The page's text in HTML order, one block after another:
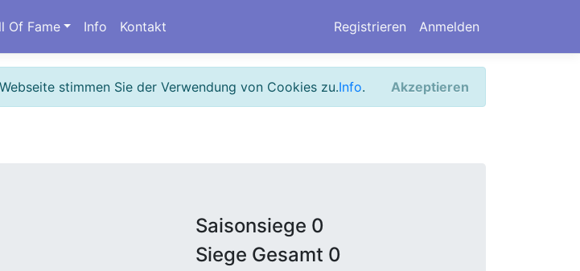
Registrieren Anmelden
Of Fame Info Kontakt
stimmen Sie der Verwendung von Cookies zu.Info. Akzeptieren
Saisonsiege 0
Siege Gesamt 0